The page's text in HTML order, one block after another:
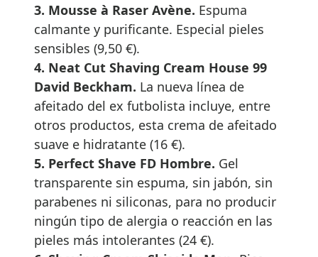
3. Mousse à Raser Avène. Espuma
calmante y purificante. Especial pieles
sensibles (9,50 €).
4. Neat Cut Shaving Cream House 99
David Beckham. La nueva línea de
afeitado del ex futbolista incluye, entre
otros productos, esta crema de afeitado
suave e hidratante (16 €).
5. Perfect Shave FD Hombre. Gel
transparente sin espuma, sin jabón, sin
parabenes ni siliconas, para no producir
ningún tipo de alergia o reacción en las
pieles más intolerantes (24 €).